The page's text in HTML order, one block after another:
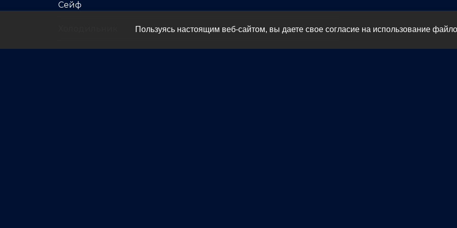
Сейф
Пользуясь настоящим веб-сайтом, вы даете свое согласие на использование